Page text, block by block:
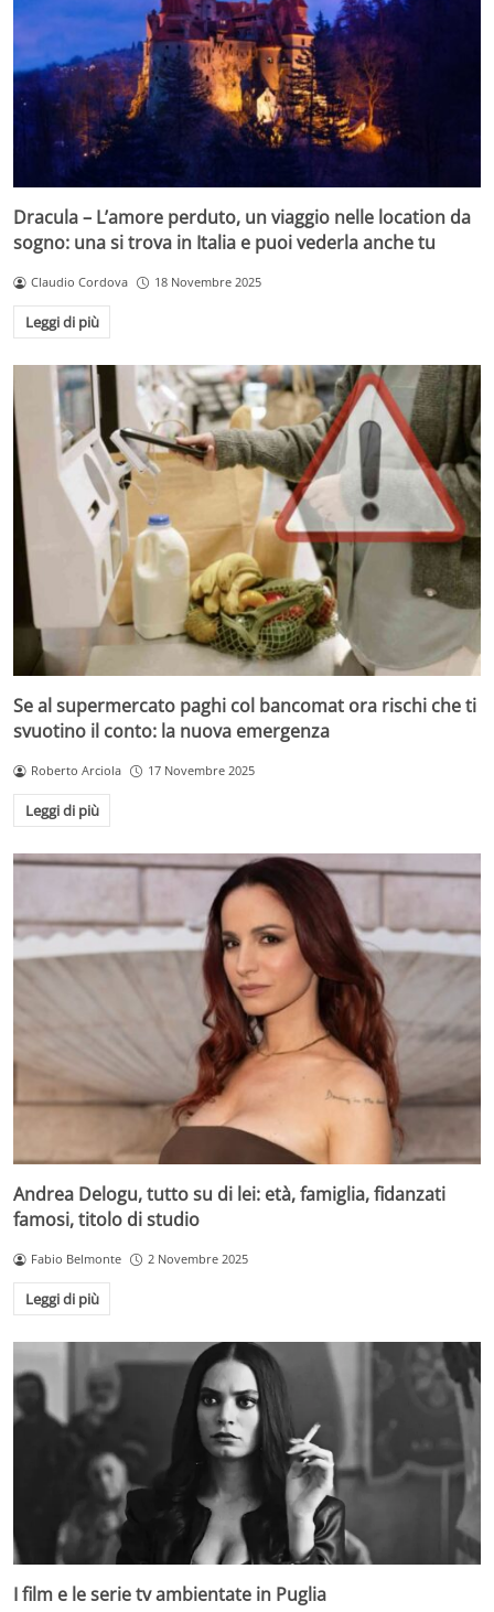
Dracula – L’amore perduto, un viaggio nelle location da
sogno: una si trova in Italia e puoi vederla anche tu
Claudio Cordova 18 Novembre 2025
Leggi di più
Se al supermercato paghi col bancomat ora rischi che ti
svuotino il conto: la nuova emergenza
Roberto Arciola 17 Novembre 2025
Leggi di più
Andrea Delogu, tutto su di lei: età, famiglia, fidanzati
famosi, titolo di studio
Fabio Belmonte 2 Novembre 2025
Leggi di più
I film e le serie tv ambientate in Puglia